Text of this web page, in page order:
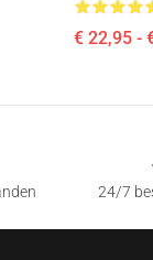
€ 22,95 -
24/7